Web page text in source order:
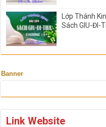
Lớp Thánh
Sách GIU-ĐI-
Banner
Link Website